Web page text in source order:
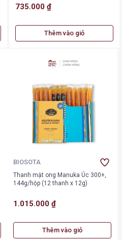
735.000 ₫
Thêm vào giỏ
BIOSOTA
Thanh mật ong Manuka Úc 300+,
144g/hộp (12 thanh x 12g)
1.015.000 ₫
Thêm vào giỏ